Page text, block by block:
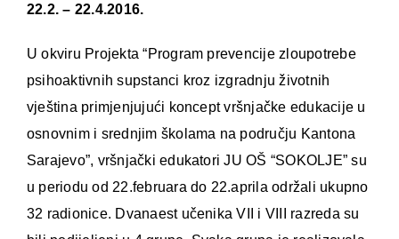
22.2. – 22.4.2016.
U okviru Projekta “Program prevencije zloupotrebe
psihoaktivnih supstanci kroz izgradnju životnih
vještina primjenjujući koncept vršnjačke edukacije u
osnovnim i srednjim školama na području Kantona
Sarajevo”, vršnjački edukatori JU OŠ “SOKOLJE” su
u periodu od 22.februara do 22.aprila održali ukupno
32 radionice. Dvanaest učenika VII i VIII razreda su